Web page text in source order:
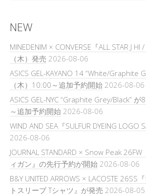
NEW
MINEDENIM × CONVERSE『ALL STAR J
（木）発売 2026-08-06
ASICS GEL-KAYANO 14 “White/Graphite
（木）10:00～追加予約開始 2026-08-06
ASICS GEL-NYC “Graphite Grey/Black”
～追加予約開始 2026-08-06
WIND AND SEA『SULFUR DYEING LOGO
2026-08-06
JOURNAL STANDARD × Snow Peak
ィガン』の先行予約が開始 2026-08-06
B&Y UNITED ARROWS × LACOSTE 26SS
トスリーブ Tシャツ』が発売 2026-08-05